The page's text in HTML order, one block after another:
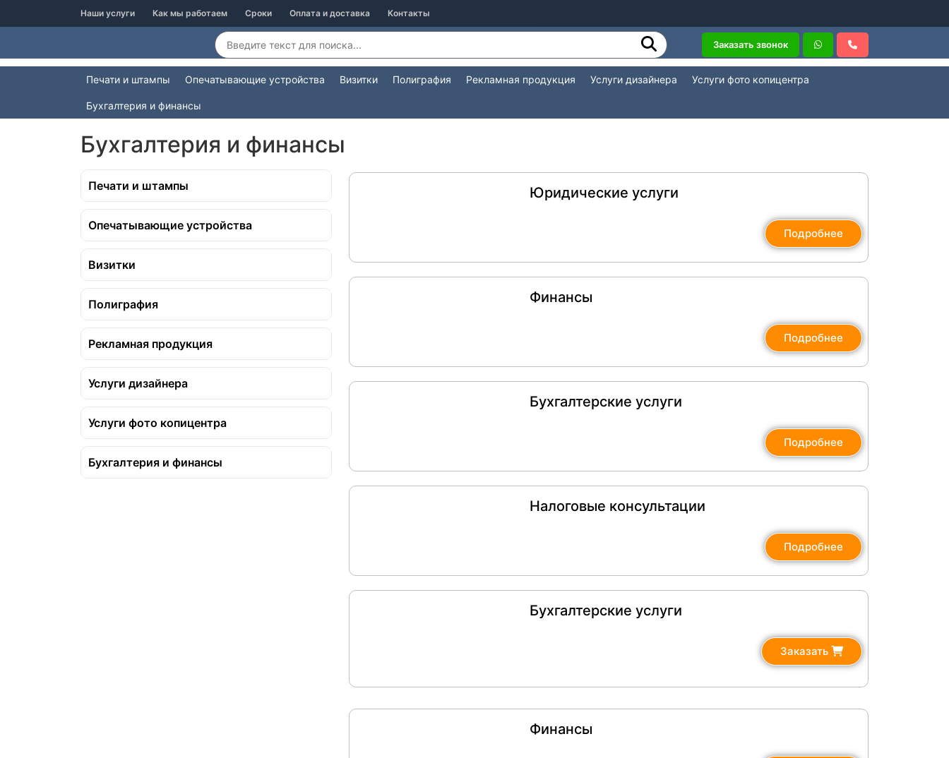
Наши услуги Как мы работаем Сроки Оплата и доставка Контакты
Заказать звонок
Печати и штампы Опечатывающие устройства Визитки Полиграфия Рекламная продукция Услуги дизайнера Услуги фото копицентра
Бухгалтерия и финансы
Услуги Бухгалтерия и финансы
Бухгалтерия и финансы
Печати и штампы
Опечатывающие устройства
Визитки
Полиграфия
Рекламная продукция
Услуги дизайнера
Услуги фото копицентра
Бухгалтерия и финансы
Юридические услуги
Подробнее
Финансы
Подробнее
Бухгалтерские услуги
Подробнее
Налоговые консультации
Подробнее
Бухгалтерские услуги
Заказать
Финансы